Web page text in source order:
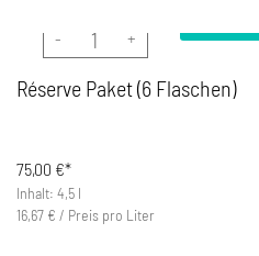
Réserve Paket (6 Flaschen) Menge
Réserve Paket (6 Flaschen)
75,00 €*
Inhalt: 4,5 l
16,67 € / Preis pro Liter